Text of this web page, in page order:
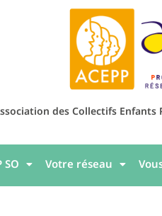
des Collectifs Enfants
Votre réseau